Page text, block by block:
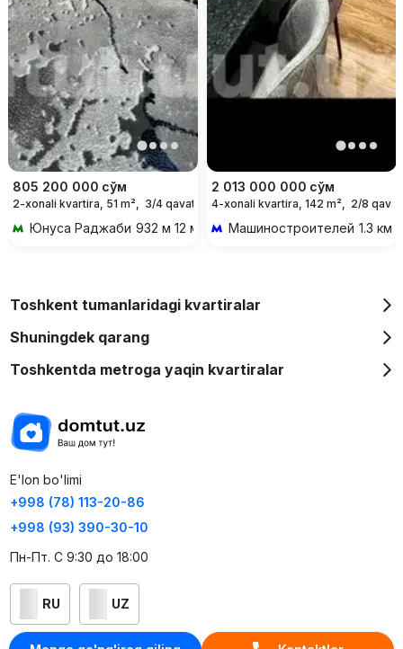
805 200 000 сўм
2-xonali kvartira, 51 m², 3/4 qavat
Юнуса Раджаби 932 м 12 мин piyoda
2 013 000 000 сўм
4-xonali kvartira, 142 m², 2/8 qavat
Машиностроителей 1.3 км
Toshkent tumanlaridagi kvartiralar
Shuningdek qarang
Toshkentda metroga yaqin kvartiralar
E'lon bo'limi
+998 (78) 113-20-86
+998 (93) 390-30-10
Пн-Пт. С 9:30 до 18:00
RU UZ